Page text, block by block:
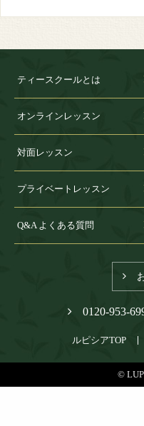
ティースクールとは
オンラインレッスン
対面レッスン
プライベートレッスン
Q&A よくある質問
0120-953-
ルピシアTOP
©